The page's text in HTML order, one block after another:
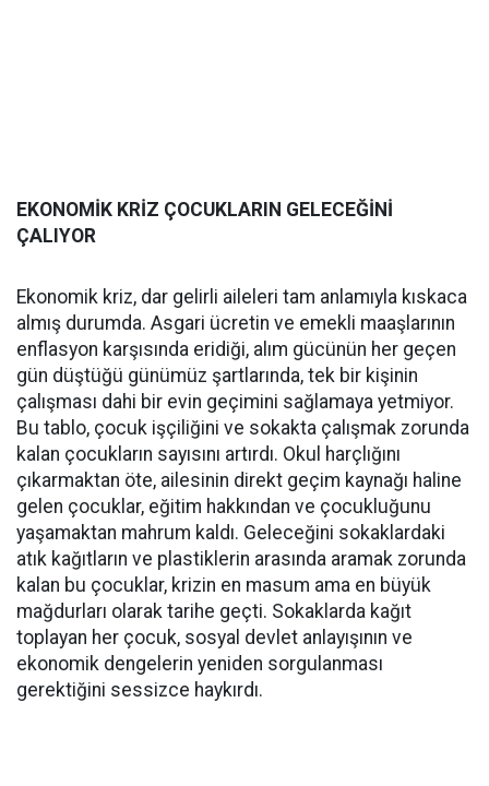
EKONOMİK KRİZ ÇOCUKLARIN GELECEĞİNİ
ÇALIYOR
Ekonomik kriz, dar gelirli aileleri tam anlamıyla kıskaca
almış durumda. Asgari ücretin ve emekli maaşlarının
enflasyon karşısında eridiği, alım gücünün her geçen
gün düştüğü günümüz şartlarında, tek bir kişinin
çalışması dahi bir evin geçimini sağlamaya yetmiyor.
Bu tablo, çocuk işçiliğini ve sokakta çalışmak zorunda
kalan çocukların sayısını artırdı. Okul harçlığını
çıkarmaktan öte, ailesinin direkt geçim kaynağı haline
gelen çocuklar, eğitim hakkından ve çocukluğunu
yaşamaktan mahrum kaldı. Geleceğini sokaklardaki
atık kağıtların ve plastiklerin arasında aramak zorunda
kalan bu çocuklar, krizin en masum ama en büyük
mağdurları olarak tarihe geçti. Sokaklarda kağıt
toplayan her çocuk, sosyal devlet anlayışının ve
ekonomik dengelerin yeniden sorgulanması
gerektiğini sessizce haykırdı.